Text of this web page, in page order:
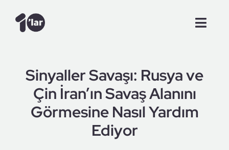
content
Videolar
Şam Günlükleri
Sinyaller Savaşı: Rusya ve
Çin İran’ın Savaş Alanını
Görmesine Nasıl Yardım
Ediyor